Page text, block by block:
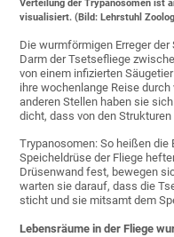
Verteilung der Trypanosomen ist
visualisiert. (Bild: Lehrstuhl
Die wurmförmigen Erreger
Darm der Tsetsefliege
von einem infizierten
ihre wochenlange Reise
anderen Stellen haben sie
dicht, dass von den
Trypanosomen: So heißen
Speicheldrüse der Fliege
Drüsenwand fest, bewegen
warten sie darauf, dass die
sticht und sie mitsamt dem
Lebensräume in der Fliege